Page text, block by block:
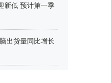
新低 预计第一季
出货量同比增长